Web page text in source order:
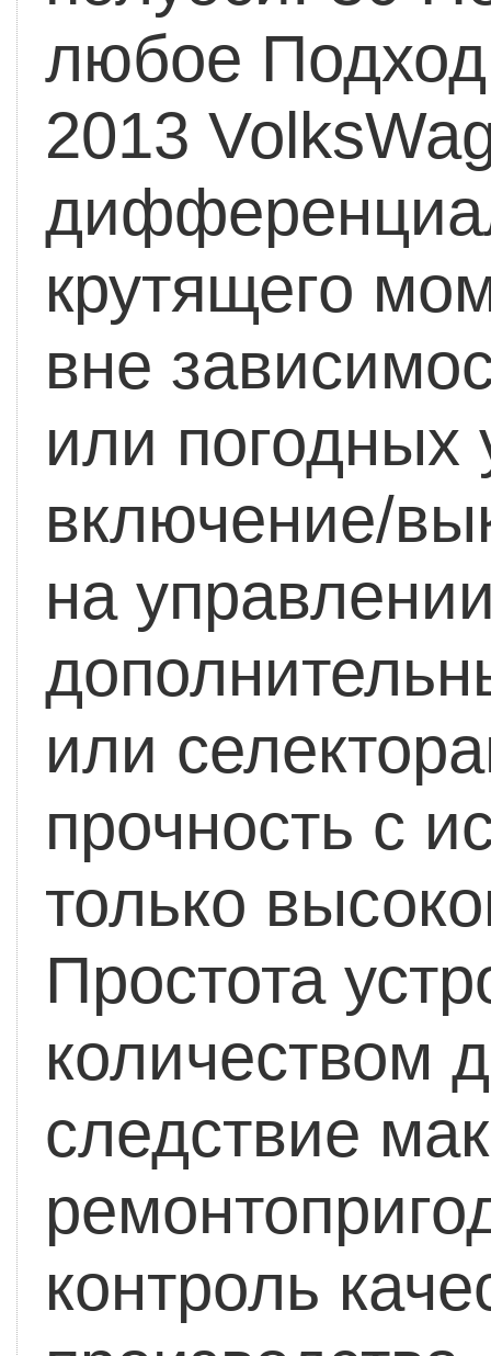
любое
2013
крутящего
вне
или погодных
включение/
на
или
прочность с
только
Простота
количеством
следствие
контроль